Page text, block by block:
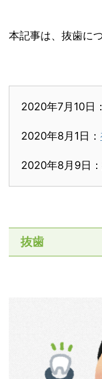
本記事は、抜歯に
2020年7月10日：
2020年8月1日：
2020年8月9日
抜歯